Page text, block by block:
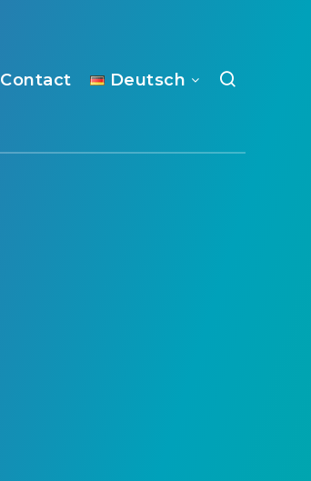
Contact Deutsch